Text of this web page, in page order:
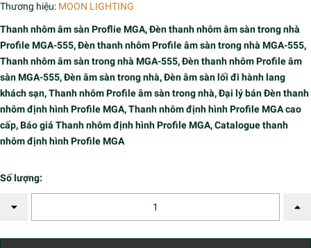
Thương hiệu: MOON LIGHTING
Thanh nhôm âm sàn Proflie MGA, Đèn thanh nhôm âm sàn trong nhà
Profile MGA-555, Đèn thanh nhôm Profile âm sàn trong nhà MGA-555,
Thanh nhôm âm sàn trong nhà MGA-555, Đèn thanh nhôm Profile âm
sàn MGA-555, Đèn âm sàn trong nhà, Đèn âm sàn lối đi hành lang
khách sạn, Thanh nhôm Profile âm sàn trong nhà, Đại lý bán Đèn thanh
nhôm định hình Profile MGA, Thanh nhôm định hình Profile MGA cao
cấp, Báo giá Thanh nhôm định hình Profile MGA, Catalogue thanh
nhôm định hình Profile MGA
Số lượng: